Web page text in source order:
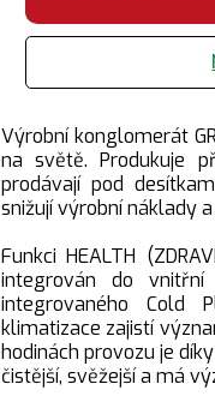
Výrobní konglomerát
na světě. Produkuje
prodávají pod
snižují výrobní náklady
Funkci HEALTH
integrován do vnitřní
integrovaného Cold
klimatizace zajistí
hodinách provozu je
čistější, svěžejší a má